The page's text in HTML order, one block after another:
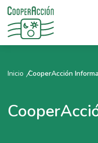
Inicio CooperAcción